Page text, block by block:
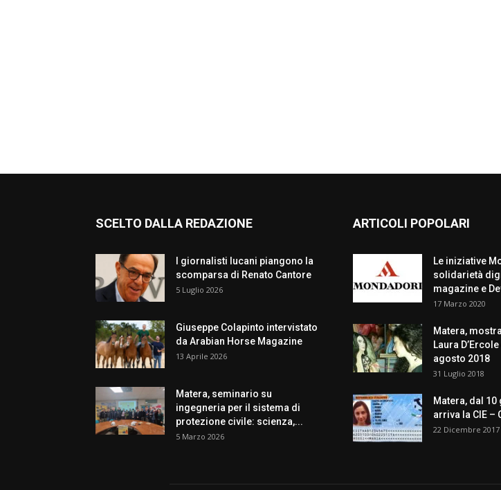
SCELTO DALLA REDAZIONE
I giornalisti lucani piangono la
scomparsa di Renato Cantore
5 Luglio 2026
Giuseppe Colapinto intervistato
da Arabian Horse Magazine
13 Aprile 2026
Matera, seminario su
ingegneria per il sistema di
protezione civile: scienza,...
5 Marzo 2026
ARTICOLI POPOLARI
Le iniziative
solidarietà
magazine e
17 Marzo 2020
Matera,
Laura
agosto 2018
31 Luglio 2018
Matera, dal 10
arriva la CIE –
22 Dicembre 2017